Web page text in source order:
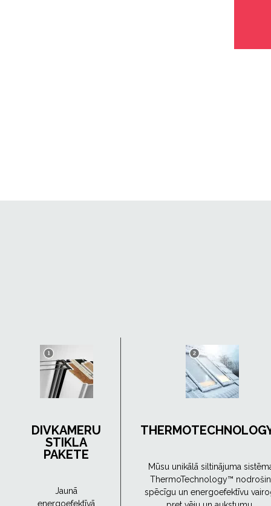
DIVKAMERU
STIKLA
PAKETE
Jaunā
energoefektīvā
Mūsu unikālā siltinājuma
ThermoTechnology™
spēcīgu un energoefektīvu